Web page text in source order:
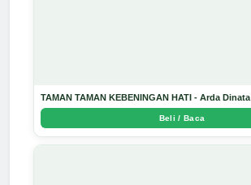
TAMAN TAMAN KEBENINGAN HATI - Arda Dinata
Beli / Baca